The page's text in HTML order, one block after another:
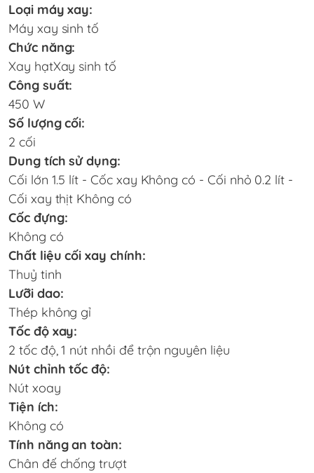
Loại máy xay:
Máy xay sinh tố
Chức năng:
Xay hạtXay sinh tố
Công suất:
450 W
Số lượng cối:
2 cối
Dung tích sử dụng:
Cối lớn 1.5 lít - Cốc xay Không có - Cối nhỏ 0.2 lít -
Cối xay thịt Không có
Cốc đựng:
Không có
Chất liệu cối xay chính:
Thuỷ tinh
Lưỡi dao:
Thép không gỉ
Tốc độ xay:
2 tốc độ, 1 nút nhồi để trộn nguyên liệu
Nút chỉnh tốc độ:
Nút xoay
Tiện ích:
Không có
Tính năng an toàn:
Chân đế chống trượt